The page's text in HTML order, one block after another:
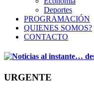
Deportes
PROGRAMACIÓN
QUIENES SOMOS?
CONTACTO
URGENTE